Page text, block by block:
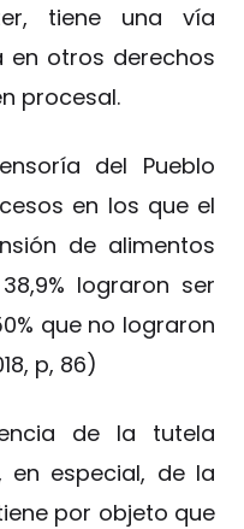
tiene una vía
en otros derechos
procesal.
del Pueblo
en los que el
de alimentos
lograron ser
que no lograron
p, 86)
de la tutela
en especial, de la
por objeto que